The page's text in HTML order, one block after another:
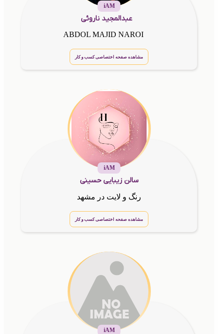
iAM
عبدالمجید ناروئی
ABDOL MAJID NAROI
مشاهده صفحه اختصاصی کسب و کار
iAM
سالن زیبایی حسینی
رنگ و لایت در مشهد
مشاهده صفحه اختصاصی کسب و کار
iAM